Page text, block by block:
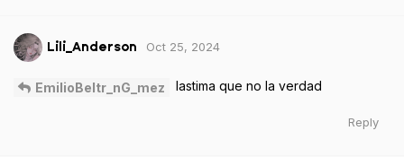
Lili_Anderson Oct 25, 2024
EmilioBeltr_nG_mez lastima que no la verdad
Reply